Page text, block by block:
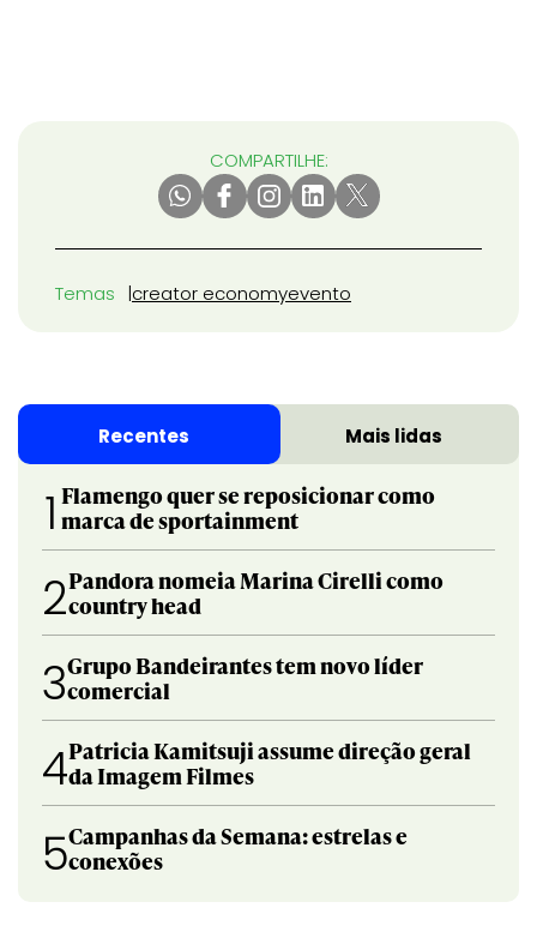
COMPARTILHE:
Temas creator economyevento
Recentes Mais lidas
1 Flamengo quer se reposicionar como
marca de sportainment
2Pandora nomeia Marina Cirelli como
country head
3Grupo Bandeirantes tem novo líder
comercial
4Patricia Kamitsuji assume direção geral
da Imagem Filmes
5Campanhas da Semana: estrelas e
conexões